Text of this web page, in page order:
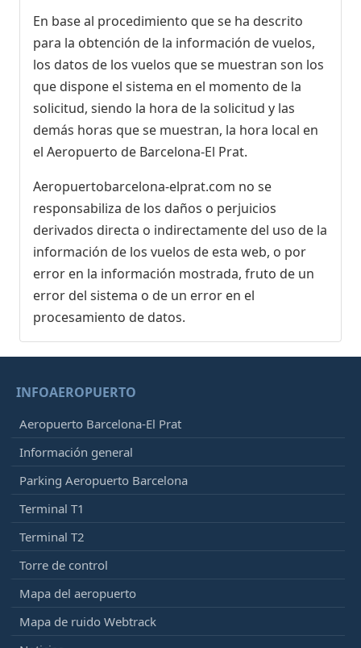
En base al procedimiento que se ha descrito
para la obtención de la información de vuelos,
los datos de los vuelos que se muestran son los
que dispone el sistema en el momento de la
solicitud, siendo la hora de la solicitud y las
demás horas que se muestran, la hora local en
el Aeropuerto de Barcelona-El Prat.
Aeropuertobarcelona-elprat.com no se
responsabiliza de los daños o perjuicios
derivados directa o indirectamente del uso de la
información de los vuelos de esta web, o por
error en la información mostrada, fruto de un
error del sistema o de un error en el
procesamiento de datos.
INFOAEROPUERTO
Aeropuerto Barcelona-El Prat
Información general
Parking Aeropuerto Barcelona
Terminal T1
Terminal T2
Torre de control
Mapa del aeropuerto
Mapa de ruido Webtrack